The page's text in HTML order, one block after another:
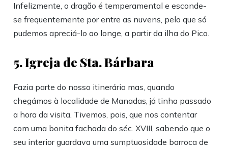
Infelizmente, o dragão é temperamental e esconde-
se frequentemente por entre as nuvens, pelo que só
pudemos apreciá-lo ao longe, a partir da ilha do Pico.
5. Igreja de Sta. Bárbara
Fazia parte do nosso itinerário mas, quando
chegámos à localidade de Manadas, já tinha passado
a hora da visita. Tivemos, pois, que nos contentar
com uma bonita fachada do séc. XVIII, sabendo que o
seu interior guardava uma sumptuosidade barroca de